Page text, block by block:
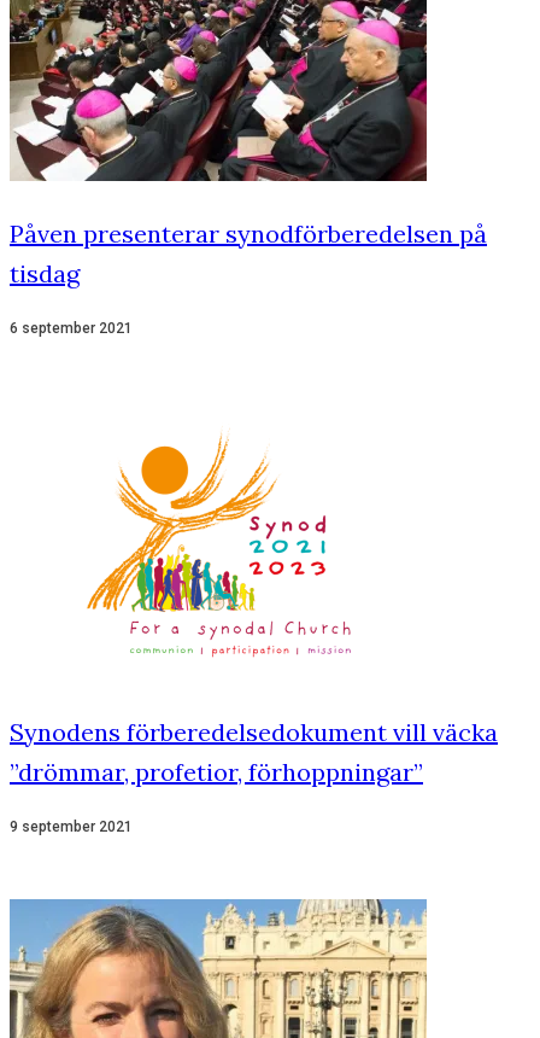
Påven presenterar synodförberedelsen på
tisdag
6 september 2021
Synodens förberedelsedokument vill väcka
”drömmar, profetior, förhoppningar”
9 september 2021